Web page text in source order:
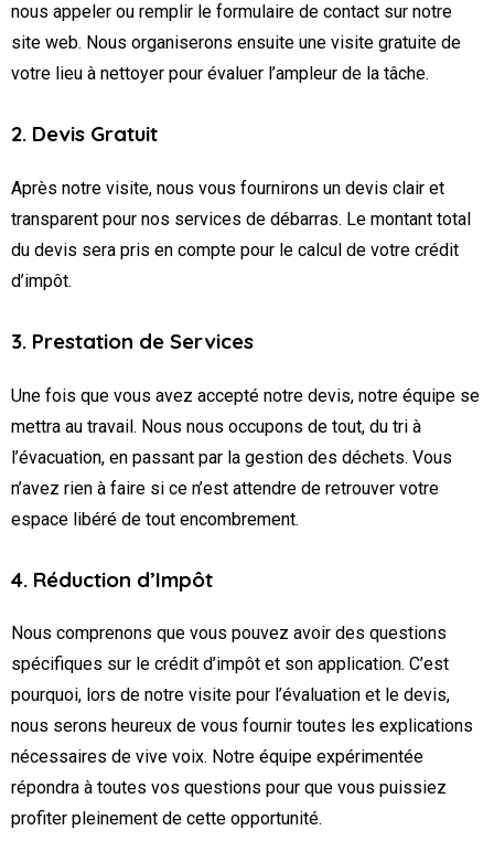
nous appeler ou remplir le formulaire de contact sur notre
site web. Nous organiserons ensuite une visite gratuite de
votre lieu à nettoyer pour évaluer l’ampleur de la tâche.
2. Devis Gratuit
Après notre visite, nous vous fournirons un devis clair et
transparent pour nos services de débarras. Le montant total
du devis sera pris en compte pour le calcul de votre crédit
d’impôt.
3. Prestation de Services
Une fois que vous avez accepté notre devis, notre équipe se
mettra au travail. Nous nous occupons de tout, du tri à
l’évacuation, en passant par la gestion des déchets. Vous
n’avez rien à faire si ce n’est attendre de retrouver votre
espace libéré de tout encombrement.
4. Réduction d’Impôt
Nous comprenons que vous pouvez avoir des questions
spécifiques sur le crédit d’impôt et son application. C’est
pourquoi, lors de notre visite pour l’évaluation et le devis,
nous serons heureux de vous fournir toutes les explications
nécessaires de vive voix. Notre équipe expérimentée
répondra à toutes vos questions pour que vous puissiez
profiter pleinement de cette opportunité.